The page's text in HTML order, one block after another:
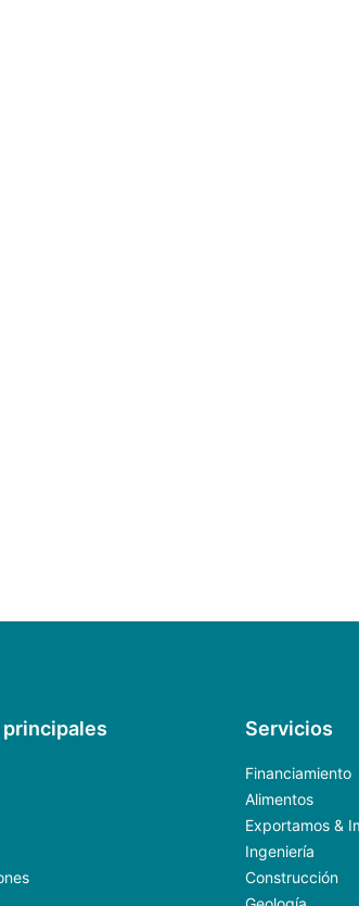
principales Servicios
Financiamiento
Alimentos
Exportamos &
Ingeniería
Construcción